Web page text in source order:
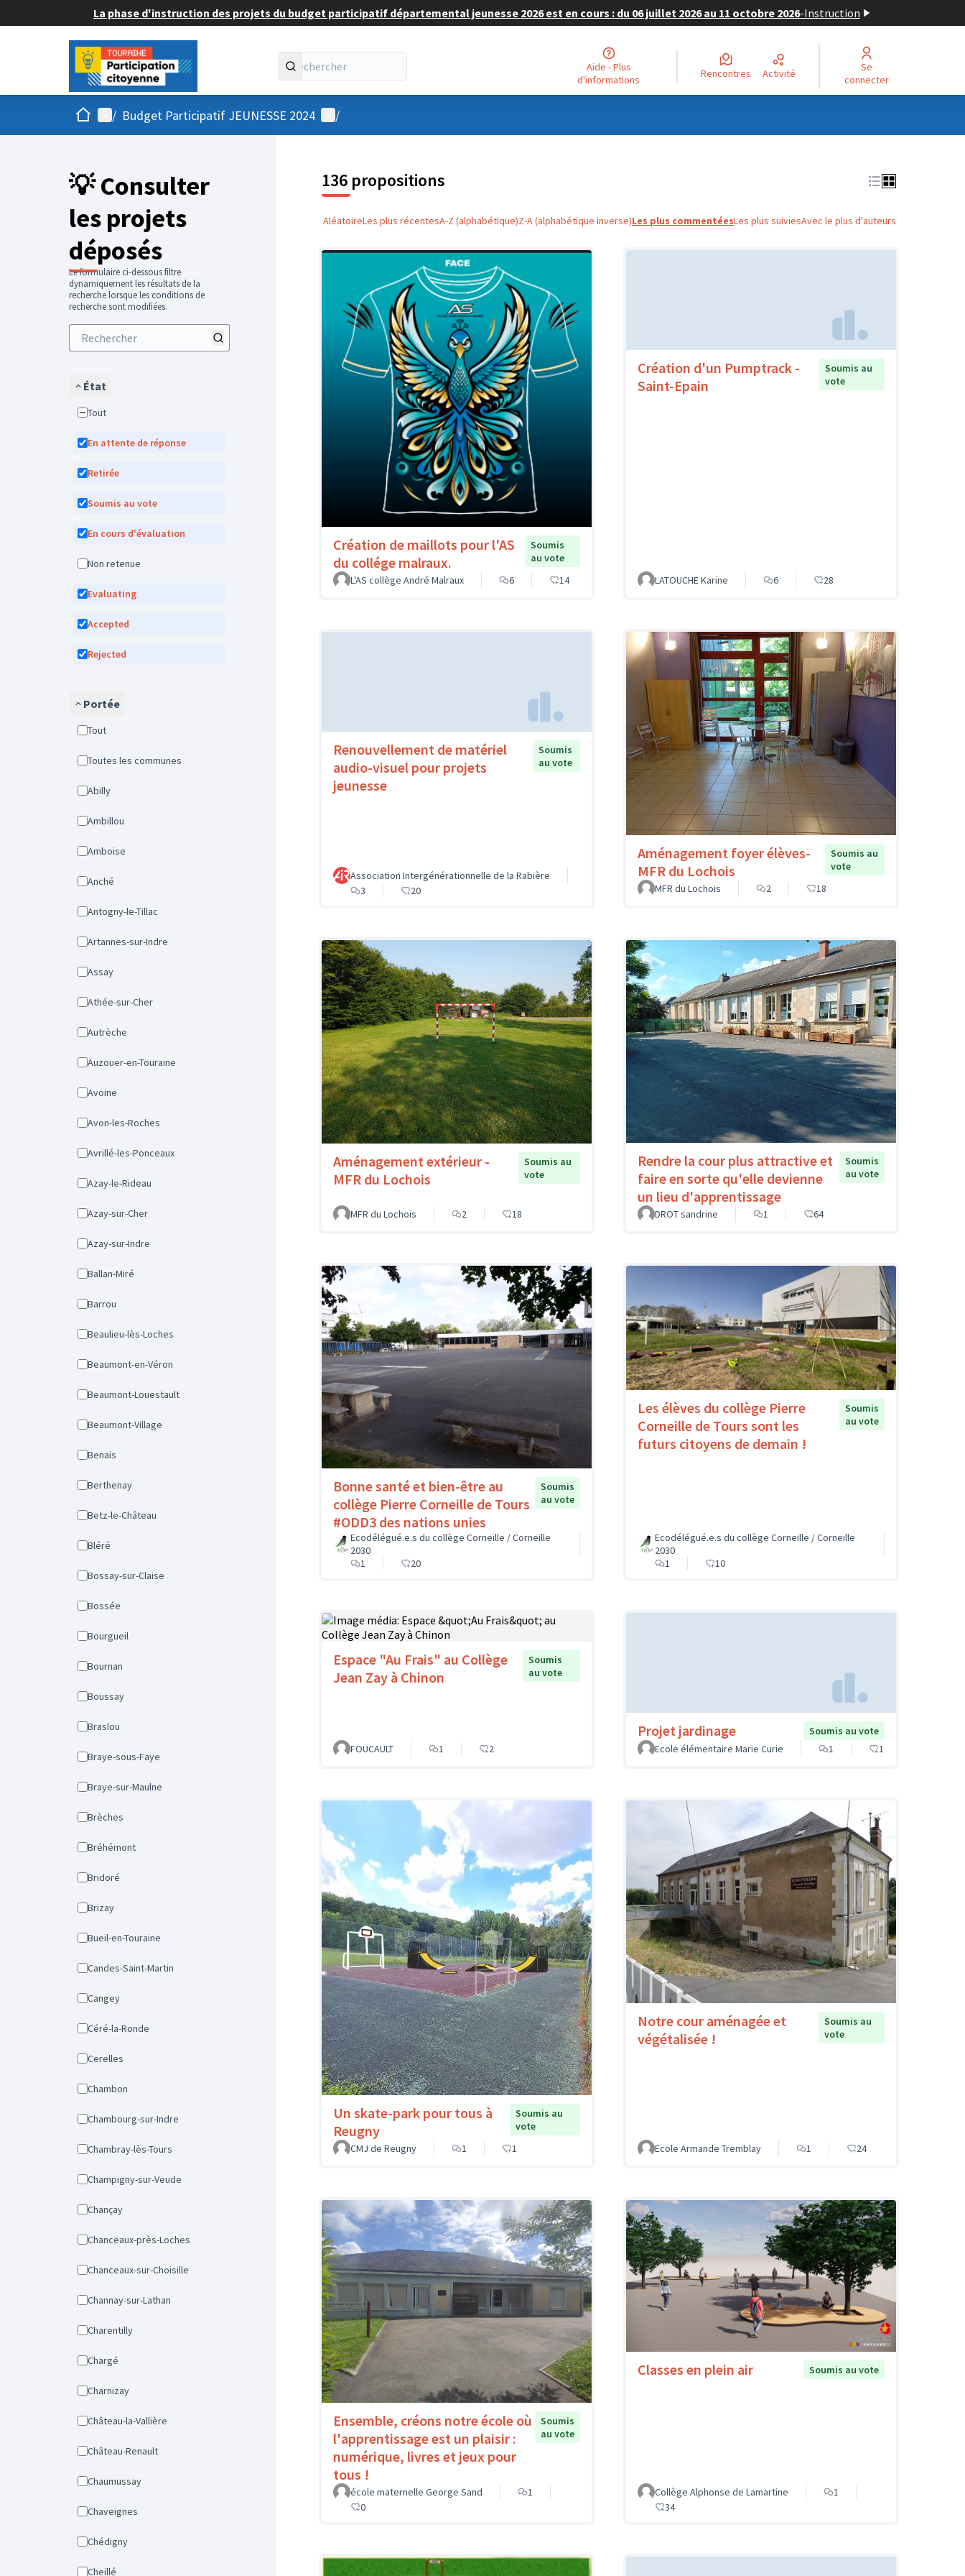
La phase d'instruction des projets du budget participatif départemental jeunesse 2026 est en cours : du 06 juillet 2026 au 11 octobre 2026-Instruction
Aide - Plus
d'informations
Rencontres Activité
Se
connecter
AccueilMenu principal
/ Budget Participatif JEUNESSE 2024 Menu utilisateur
/
💡 Consulter
les projets
déposés
Le formulaire ci-dessous filtre
dynamiquement les résultats de la
recherche lorsque les conditions de
recherche sont modifiées.
État
Tout
En attente de réponse
Retirée
Soumis au vote
En cours d'évaluation
Non retenue
Evaluating
Accepted
Rejected
Portée
Tout
Toutes les communes
Abilly
Ambillou
Amboise
Anché
Antogny-le-Tillac
Artannes-sur-Indre
Assay
Athée-sur-Cher
Autrèche
Auzouer-en-Touraine
Avoine
Avon-les-Roches
Avrillé-les-Ponceaux
Azay-le-Rideau
Azay-sur-Cher
Azay-sur-Indre
Ballan-Miré
Barrou
Beaulieu-lès-Loches
Beaumont-en-Véron
Beaumont-Louestault
Beaumont-Village
Benais
Berthenay
Betz-le-Château
Bléré
Bossay-sur-Claise
Bossée
Bourgueil
Bournan
Boussay
Braslou
Braye-sous-Faye
Braye-sur-Maulne
Brèches
Bréhémont
Bridoré
Brizay
Bueil-en-Touraine
Candes-Saint-Martin
Cangey
Céré-la-Ronde
Cerelles
Chambon
Chambourg-sur-Indre
Chambray-lès-Tours
Champigny-sur-Veude
Chançay
Chanceaux-près-Loches
Chanceaux-sur-Choisille
Channay-sur-Lathan
Charentilly
Chargé
Charnizay
Château-la-Vallière
Château-Renault
Chaumussay
Chaveignes
Chédigny
Cheillé
136 propositions
AléatoireLes plus récentesA-Z (alphabétique)Z-A (alphabétique inverse)Les plus commentéesLes plus suiviesAvec le plus d'auteurs
Création de maillots pour l'AS
du collége malraux.
Soumis
au vote
L'AS collège André Malraux
6 14
Création d'un Pumptrack -
Saint-Epain
Soumis au
vote
LATOUCHE Karine 6 28
Renouvellement de matériel
audio-visuel pour projets
jeunesse
Soumis
au vote
Association Intergénérationnelle de la Rabière
3
20
Aménagement foyer élèves-
MFR du Lochois
Soumis au
vote
MFR du Lochois
2 18
Aménagement extérieur -
MFR du Lochois
Soumis au
vote
MFR du Lochois 2 18
Rendre la cour plus attractive et
faire en sorte qu'elle devienne
un lieu d'apprentissage
Soumis
au vote
DROT sandrine 1 64
Bonne santé et bien-être au
collège Pierre Corneille de Tours
#ODD3 des nations unies
Soumis
au vote
Ecodélégué.e.s du collège Corneille / Corneille
2030
1
20
Les élèves du collège Pierre
Corneille de Tours sont les
futurs citoyens de demain !
Soumis
au vote
Ecodélégué.e.s du collège Corneille / Corneille
2030
1
10
Espace "Au Frais" au Collège
Jean Zay à Chinon
Soumis
au vote
FOUCAULT 1 2
Projet jardinage
Soumis au vote
Ecole élémentaire Marie Curie
1 1
Un skate-park pour tous à
Reugny
Soumis au
vote
CMJ de Reugny
1 1
Notre cour aménagée et
végétalisée !
Soumis au
vote
Ecole Armande Tremblay 1 24
Ensemble, créons notre école où
l'apprentissage est un plaisir :
numérique, livres et jeux pour
tous !
Soumis
au vote
école maternelle George Sand
1
0
Classes en plein air Soumis au vote
Collège Alphonse de Lamartine
1
34